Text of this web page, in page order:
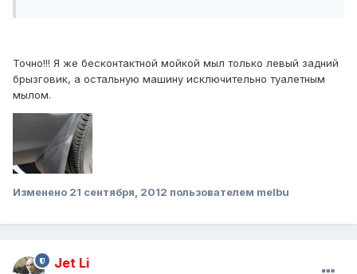
Точно!!! Я же бесконтактной мойкой мыл только левый задний
брызговик, а остальную машину исключительно туалетным
мылом.
Изменено 21 сентября, 2012 пользователем melbu
Jet Li